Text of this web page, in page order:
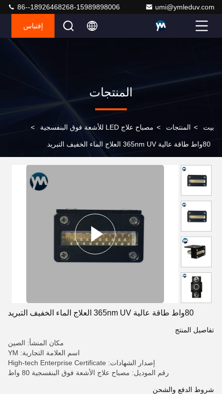
umi@ymleduv.com
86--18926468268-15989898006
إقتباس
المنتجات
بيت > المنتجات > مصباح علاج LED للأشعة فوق البنفسجية >
80واط طاقة عالية 365nm UV العلاج الماء الخفيف التبريد
80واط طاقة عالية 365nm UV العلاج الماء الخفيف التبريد
تفاصيل المنتج
مكان المنشأ: الصين
اسم العلامة التجارية: YM
إصدار الشهادات: High-tech Enterprise Certificate
رقم الموديل: مصباح علاج الأشعة فوق البنفسجية 80 واط
شروط الدفع والشحن